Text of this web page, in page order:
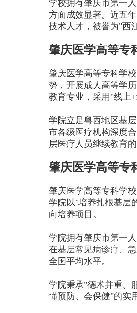
学校拥有肇庆市第一
方面成效显著。近五
技术人才，被誉为"西
肇庆医学高等专
肇庆医学高等专科学
势，开展成人高等学
教育专业，采用"线上
学院立足粤西地区基
市各级医疗机构深度
层医疗人员继续教育的
肇庆医学高等专
肇庆医学高等专科学
学院以"培养扎根基层
向培养项目。
学院拥有肇庆市第一
在基层常见病诊疗、
全国平均水平。
学院秉承"德术并重、
懂预防、会保健"的实